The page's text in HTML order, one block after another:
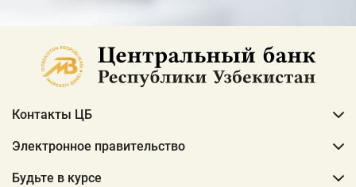
Контакты ЦБ
Электронное правительство
Будьте в курсе